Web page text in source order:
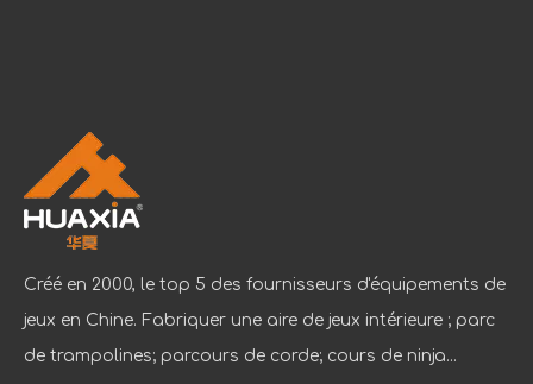
Créé en 2000, le top 5 des fournisseurs d'équipements de
jeux en Chine. Fabriquer une aire de jeux intérieure ; parc
de trampolines; parcours de corde; cours de ninja...